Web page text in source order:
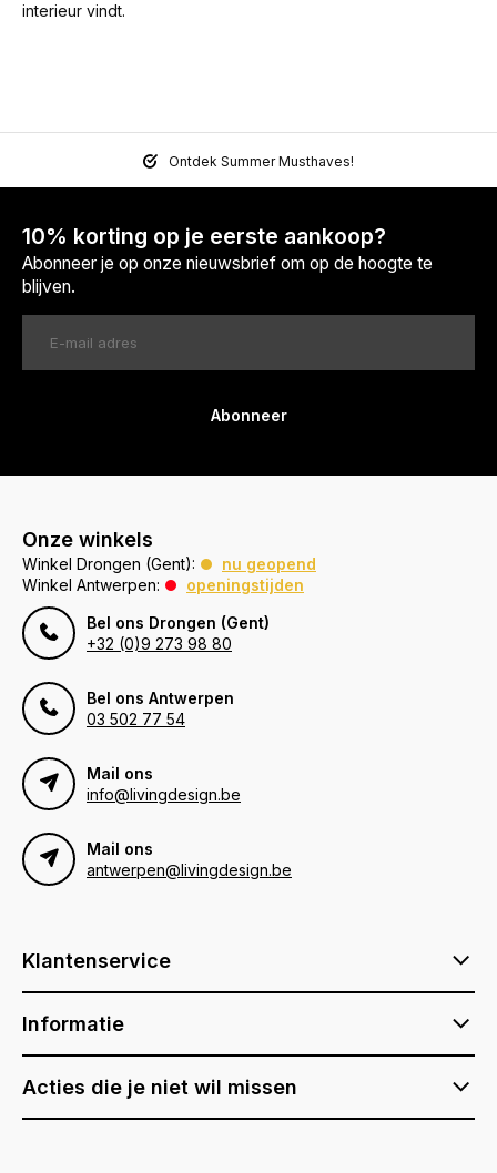
interieur vindt.
Ontdek Summer Musthaves!
10% korting op je eerste aankoop?
Abonneer je op onze nieuwsbrief om op de hoogte te
blijven.
Abonneer
Onze winkels
Winkel Drongen (Gent):
nu geopend
Winkel Antwerpen:
openingstijden
Bel ons Drongen (Gent)
+32 (0)9 273 98 80
Bel ons Antwerpen
03 502 77 54
Mail ons
info@livingdesign.be
Mail ons
antwerpen@livingdesign.be
Klantenservice
Informatie
Acties die je niet wil missen